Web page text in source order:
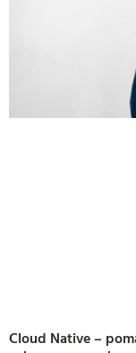
Cloud Native –